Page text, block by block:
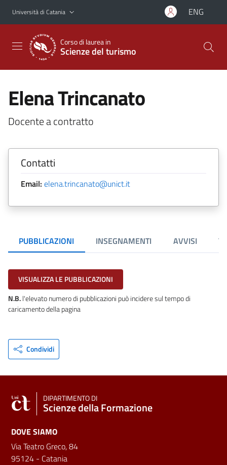
Vai al contenuto principale
Vai al menu di navigazione
Università di Catania ENG
Corso di laurea in
Scienze del turismo
Elena Trincanato
Docente a contratto
Contatti
Email: elena.trincanato@unict.it
PUBBLICAZIONI INSEGNAMENTI AVVISI
VISUALIZZA LE PUBBLICAZIONI
N.B.l'elevato numero di pubblicazioni può incidere sul tempo di
caricamento della pagina
Condividi
DIPARTIMENTO DI
Scienze della Formazione
DOVE SIAMO
Via Teatro Greco, 84
95124 - Catania